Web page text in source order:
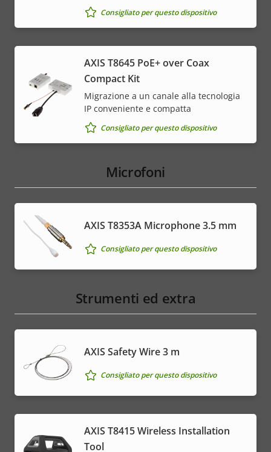
Consigliato per questo dispositivo
AXIS T8645 PoE+ over Coax
Compact Kit
Migrazione a un canale alla tecnologia
IP conveniente e compatta
Consigliato per questo dispositivo
Microfoni
AXIS T8353A Microphone 3.5 mm
Consigliato per questo dispositivo
Strumenti ed extra
AXIS Safety Wire 3 m
Consigliato per questo dispositivo
AXIS T8415 Wireless Installation
Tool